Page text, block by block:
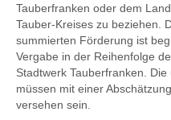
Tauberfranken oder dem
Tauber-Kreises zu beziehen.
summierten Förderung ist
Vergabe in der Reihenfolge
Stadtwerk Tauberfranken.
müssen mit einer
versehen sein.